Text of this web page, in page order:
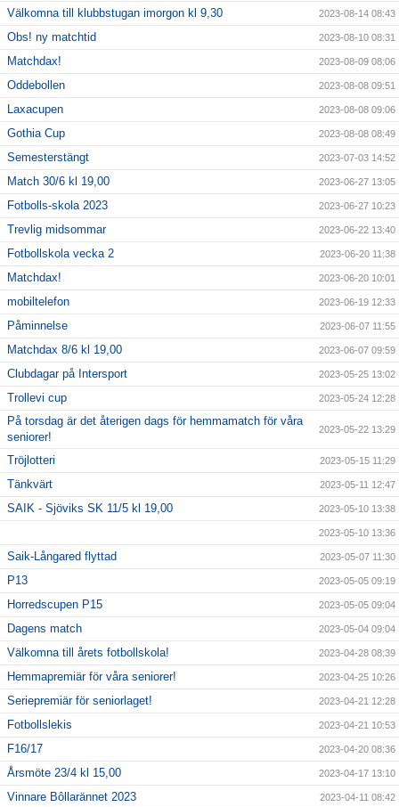
Välkomna till klubbstugan imorgon kl 9,30 2023-08-14 08:43
Obs! ny matchtid 2023-08-10 08:31
Matchdax! 2023-08-09 08:06
Oddebollen 2023-08-08 09:51
Laxacupen 2023-08-08 09:06
Gothia Cup 2023-08-08 08:49
Semesterstängt 2023-07-03 14:52
Match 30/6 kl 19,00 2023-06-27 13:05
Fotbolls-skola 2023 2023-06-27 10:23
Trevlig midsommar 2023-06-22 13:40
Fotbollskola vecka 2 2023-06-20 11:38
Matchdax! 2023-06-20 10:01
mobiltelefon 2023-06-19 12:33
Påminnelse 2023-06-07 11:55
Matchdax 8/6 kl 19,00 2023-06-07 09:59
Clubdagar på Intersport 2023-05-25 13:02
Trollevi cup 2023-05-24 12:28
På torsdag är det återigen dags för hemmamatch för våra
seniorer!
2023-05-22 13:29
Tröjlotteri 2023-05-15 11:29
Tänkvärt 2023-05-11 12:47
SAIK - Sjöviks SK 11/5 kl 19,00 2023-05-10 13:38
2023-05-10 13:36
Saik-Långared flyttad 2023-05-07 11:30
P13 2023-05-05 09:19
Horredscupen P15 2023-05-05 09:04
Dagens match 2023-05-04 09:04
Välkomna till årets fotbollskola! 2023-04-28 08:39
Hemmapremiär för våra seniorer! 2023-04-25 10:26
Seriepremiär för seniorlaget! 2023-04-21 12:28
Fotbollslekis 2023-04-21 10:53
F16/17 2023-04-20 08:36
Årsmöte 23/4 kl 15,00 2023-04-17 13:10
Vinnare Bôllarännet 2023 2023-04-11 08:42